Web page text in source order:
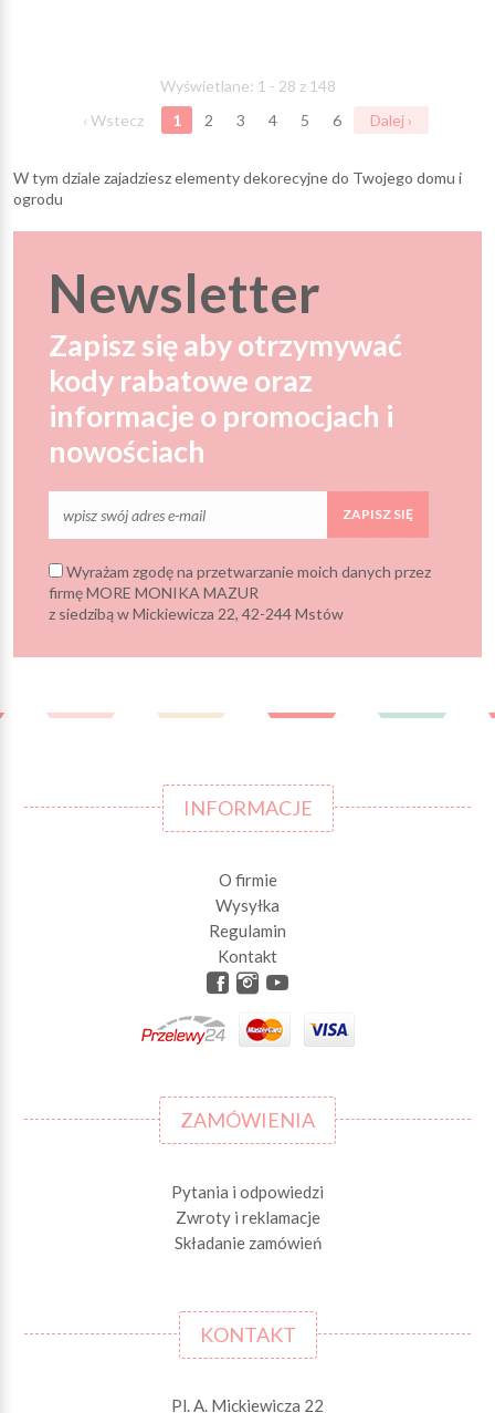
Wyświetlane: 1 - 28 z 148
‹ Wstecz
1 2 3 4 5 6 Dalej ›
W tym dziale zajadziesz elementy dekorecyjne do Twojego domu i
ogrodu
Newsletter
Zapisz się aby otrzymywać
kody rabatowe oraz
informacje o promocjach i
nowościach
ZAPISZ SIĘ
Wyrażam zgodę na przetwarzanie moich danych przez
firmę MORE MONIKA MAZUR
z siedzibą w Mickiewicza 22, 42-244 Mstów
INFORMACJE
O firmie
Wysyłka
Regulamin
Kontakt
ZAMÓWIENIA
Pytania i odpowiedzi
Zwroty i reklamacje
Składanie zamówień
KONTAKT
Pl. A. Mickiewicza 22